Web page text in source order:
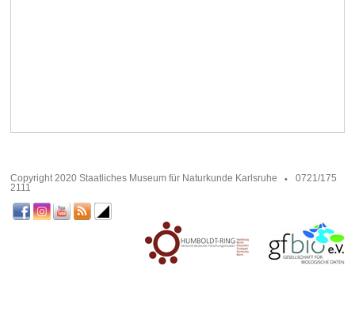
Copyright 2020 Staatliches Museum für Naturkunde Karlsruhe
0721/175
2111